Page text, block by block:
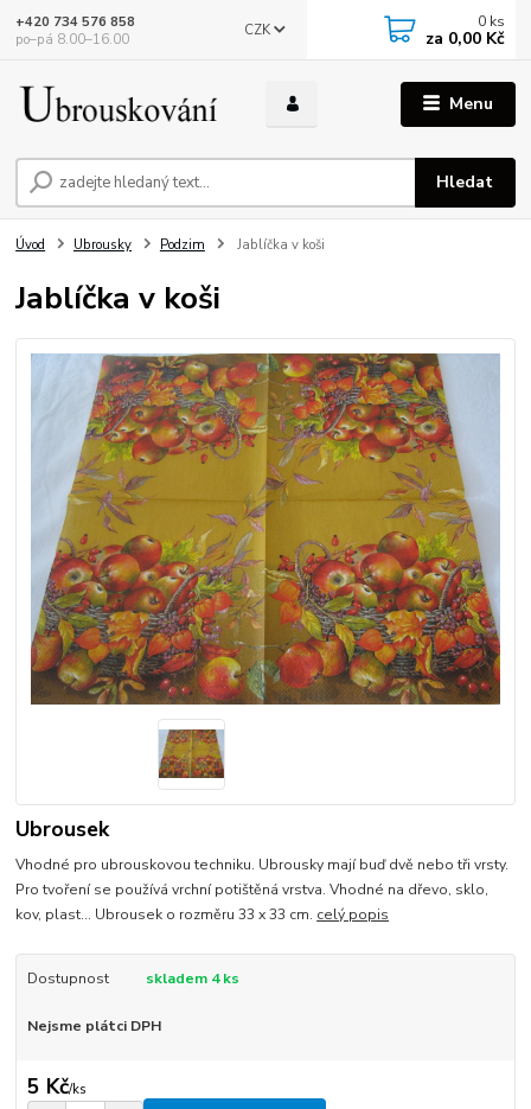
Menu
CZK
Hledat
+420 734 576 858
po–pá 8.00–16.00
0 ks
za 0,00 Kč
Úvod Ubrousky Podzim Jablíčka v koši
Jablíčka v koši
Ubrousek
Vhodné pro ubrouskovou techniku. Ubrousky mají buď dvě nebo tři vrsty.
Pro tvoření se používá vrchní potištěná vrstva. Vhodné na dřevo, sklo,
kov, plast... Ubrousek o rozměru 33 x 33 cm. celý popis
Dostupnost skladem 4 ks
Nejsme plátci DPH
5 Kč/ks